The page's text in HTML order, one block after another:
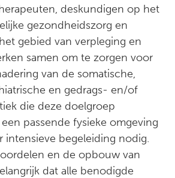
deskundigen op het
gezondheidszorg en
gebied van verpleging en
samen om te zorgen voor
van de somatische,
en gedrags- en/of
die deze doelgroep
passende fysieke omgeving
intensieve begeleiding nodig.
en de opbouw van
dat alle benodigde